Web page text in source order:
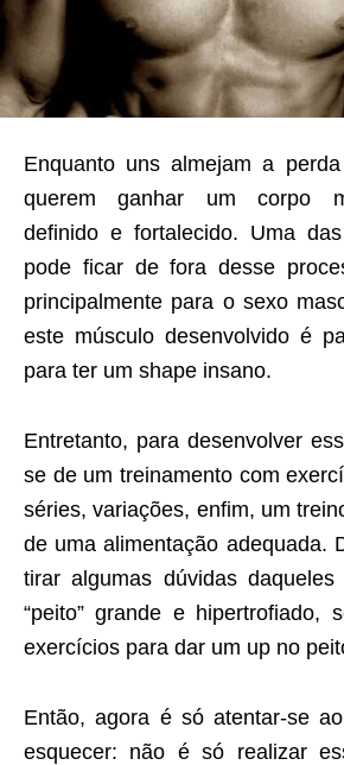
Enquanto uns almejam a
querem ganhar um corpo
definido e fortalecido. Uma
pode ficar de fora desse
principalmente para o sexo
este músculo desenvolvido é
para ter um shape insano.
Entretanto, para desenvolver
se de um treinamento com
séries, variações, enfim, um
de uma alimentação adequada.
tirar algumas dúvidas
“peito” grande e hipertrofiado,
exercícios para dar um up no
Então, agora é só atentar-se
esquecer: não é só realizar